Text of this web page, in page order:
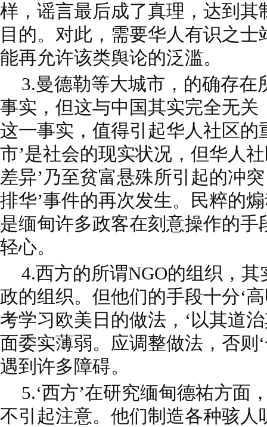
样，谣言最后成了真理，达到其
目的。对此，需要华人有识之
能再允许该类舆论的泛滥。
3.曼德勒等大城市，的确存在
事实，但这与中国其实完全无关
这一事实，值得引起华人社区的
市’是社会的现实状况，但华人
差异’乃至贫富悬殊所引起的冲
排华’事件的再次发生。民粹的
是缅甸许多政客在刻意操作的
轻心。
4.西方的所谓NGO的组织，
政的组织。但他们的手段十分‘
考学习欧美日的做法，‘以其道
面委实薄弱。应调整做法，否则
遇到许多障碍。
5.‘西方’在研究缅甸德祐方面
不引起注意。他们制造各种骇人